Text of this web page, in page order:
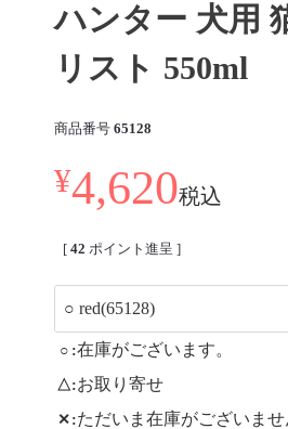
ハンター 犬用
リスト 550ml
商品番号 65128
¥4,620税込
[ 42 ポイント進呈 ]
○ 在庫がございます。
△ お取り寄せ
✕ ただいま在庫がございま